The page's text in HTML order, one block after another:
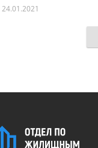
24.01.2021